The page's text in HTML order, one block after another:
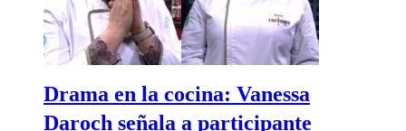
Drama en la cocina: Vanessa
Daroch señala a participante